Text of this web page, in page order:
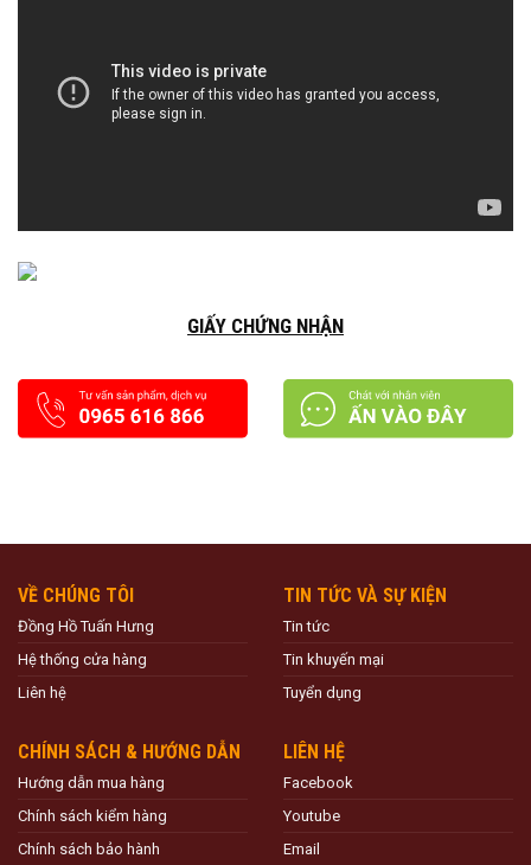
GIẤY CHỨNG NHẬN
VỀ CHÚNG TÔI
Đồng Hồ Tuấn Hưng
Hệ thống cửa hàng
Liên hệ
TIN TỨC VÀ SỰ KIỆN
Tin tức
Tin khuyến mại
Tuyển dụng
CHÍNH SÁCH & HƯỚNG DẪN
Hướng dẫn mua hàng
Chính sách kiểm hàng
Chính sách bảo hành
LIÊN HỆ
Facebook
Youtube
Email